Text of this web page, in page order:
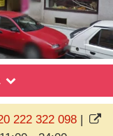
222 322 098 |